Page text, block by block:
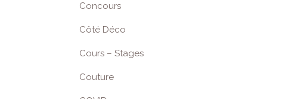
Concours
Côté Déco
Cours – Stages
Couture